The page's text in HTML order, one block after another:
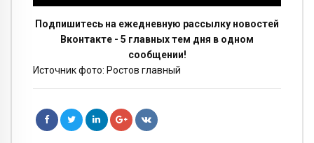
Подпишитесь на ежедневную рассылку новостей
Вконтакте - 5 главных тем дня в одном
сообщении!
Источник фото: Ростов главный